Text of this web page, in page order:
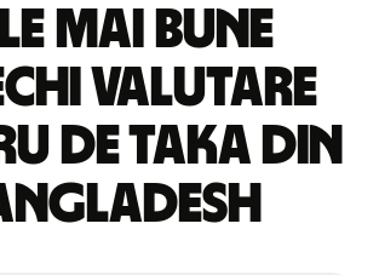
mai bune
valutare
de taka din